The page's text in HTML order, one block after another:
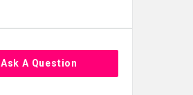
Ask A Question